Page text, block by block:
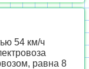
54 км/ч
равна 8